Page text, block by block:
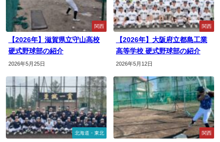
関西
【2026年】滋賀県立守山高校
硬式野球部の紹介
2026年5月25日
関西
【2026年】大阪府立都島工業
高等学校 硬式野球部の紹介
2026年5月12日
北海道・東北 関西